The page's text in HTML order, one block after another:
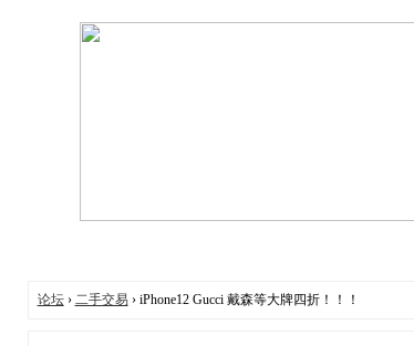
论坛› 二手交易› iPhone12 Gucci 戴森等大牌四折！！！